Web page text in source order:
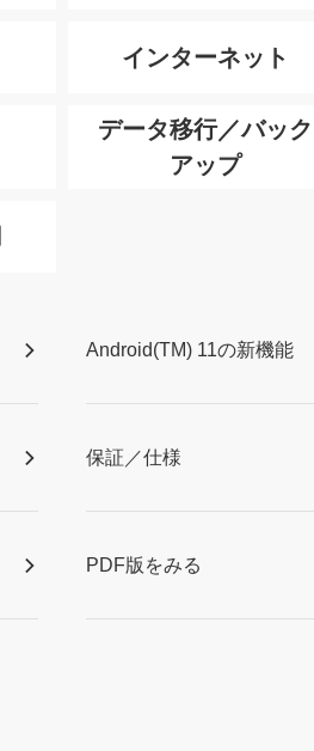
インターネット
データ移行／バック
アップ
Android(TM) 11の新機能
保証／仕様
PDF版をみる